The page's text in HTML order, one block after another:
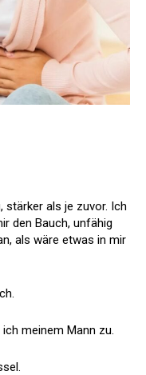
stärker als je zuvor. Ich
den Bauch, unfähig
als wäre etwas in mir
meinem Mann zu.